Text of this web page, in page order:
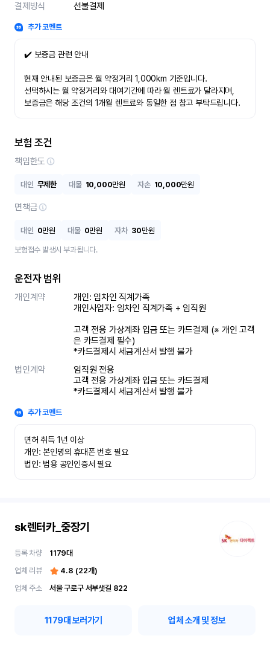
결제방식
선불결제
추가 코멘트
✔️ 보증금 관련 안내
현재 안내된 보증금은 월 약정거리 1,000km 기준입니다.
선택하시는 월 약정거리와 대여기간에 따라 월 렌트료가 달라지며,
보증금은 해당 조건의 1개월 렌트료와 동일한 점 참고 부탁드립니다.
보험 조건
책임한도
대인 무제한 대물 10,000만원 자손 10,000만원
면책금
대인 0만원 대물 0만원 자차 30만원
보험접수 발생시 부과됩니다.
운전자 범위
개인계약
개인: 임차인 직계가족
개인사업자: 임차인 직계가족 + 임직원
고객 전용 가상계좌 입금 또는 카드결제 (※ 개인 고객
은 카드결제 필수)
*카드결제시 세금계산서 발행 불가
법인계약
임직원 전용
고객 전용 가상계좌 입금 또는 카드결제
*카드결제시 세금계산서 발행 불가
추가 코멘트
면허 취득 1년 이상
개인: 본인명의 휴대폰 번호 필요
법인: 범용 공인인증서 필요
sk렌터카_중장기
등록 차량 1179대
업체 리뷰
4.8 (22개)
업체 주소
서울 구로구 서부샛길 822
1179대 보러가기 업체 소개 및 정보